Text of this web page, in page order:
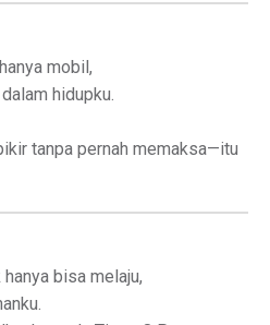
mobil,
hidupku.
tanpa pernah memaksa—itu
bisa melaju,